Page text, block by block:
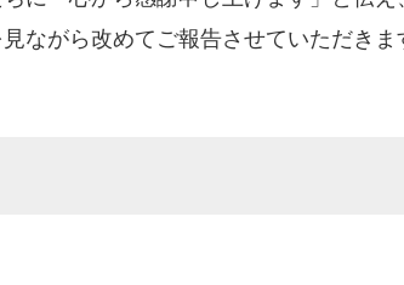
ながら改めてご報告させていただきま